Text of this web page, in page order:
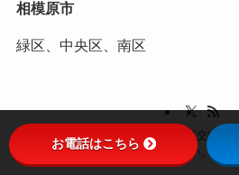
相模原市
緑区、中央区、南区
茅ヶ崎市・藤沢市内のガス給湯器交換な
い。.
お電話はこちら